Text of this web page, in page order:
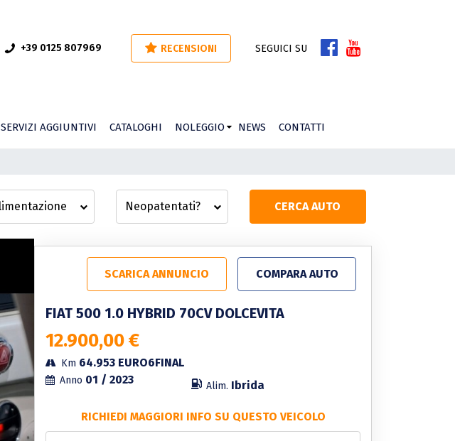
+39 0125 807969 RECENSIONI SEGUICI SU
SERVIZI AGGIUNTIVI CATALOGHI NOLEGGIO NEWS CONTATTI
CERCA AUTO
SCARICA ANNUNCIO COMPARA AUTO
FIAT 500 1.0 HYBRID 70CV DOLCEVITA
12.900,00 €
Km 64.953 EURO6FINAL
Anno 01 / 2023 Alim. Ibrida
RICHIEDI MAGGIORI INFO SU QUESTO VEICOLO